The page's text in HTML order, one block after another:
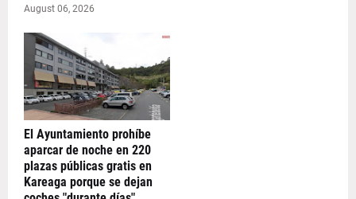
August 06, 2026
El Ayuntamiento prohíbe
aparcar de noche en 220
plazas públicas gratis en
Kareaga porque se dejan